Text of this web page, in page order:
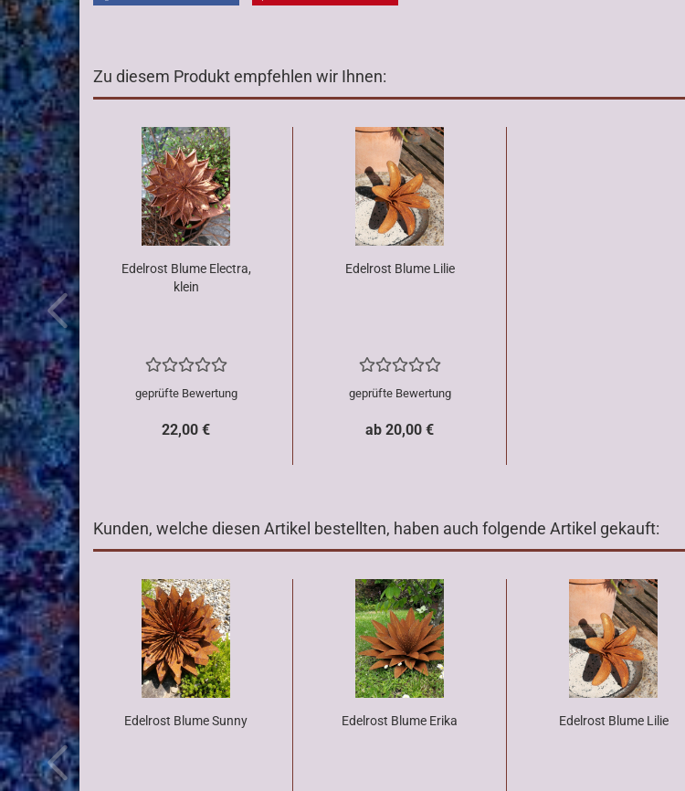
Zu diesem Produkt empfehlen wir Ihnen:
Edelrost Blume Electra,
klein
geprüfte Bewertung
22,00 €
Edelrost Blume Lilie
geprüfte Bewertung
ab 20,00 €
Kunden, welche diesen Artikel bestellten, haben auch folgende Artikel gekauft:
Edelrost Blume Sunny Edelrost Blume Erika Edelrost Blume Lilie